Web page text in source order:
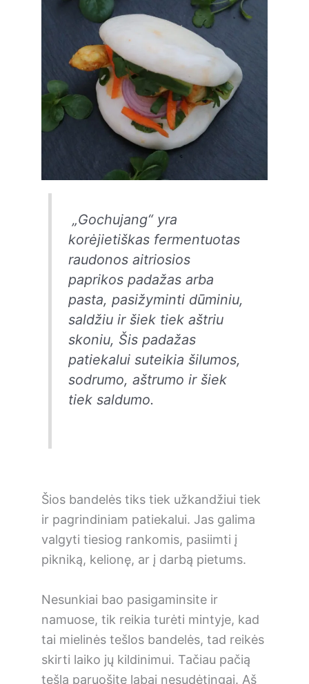
„Gochujang“ yra
korėjietiškas fermentuotas
raudonos aitriosios
paprikos padažas arba
pasta, pasižyminti dūminiu,
saldžiu ir šiek tiek aštriu
skoniu, Šis padažas
patiekalui suteikia šilumos,
sodrumo, aštrumo ir šiek
tiek saldumo.
Šios bandelės tiks tiek užkandžiui tiek
ir pagrindiniam patiekalui. Jas galima
valgyti tiesiog rankomis, pasiimti į
pikniką, kelionę, ar į darbą pietums.
Nesunkiai bao pasigaminsite ir
namuose, tik reikia turėti mintyje, kad
tai mielinės tešlos bandelės, tad reikės
skirti laiko jų kildinimui. Tačiau pačią
tešlą paruošite labai nesudėtingai. Aš